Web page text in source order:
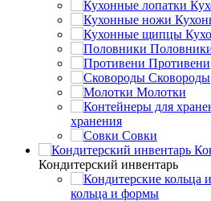
Противени
Сковороды
Молотки
хранения
Совки
Кондитерский инвентарь
кольца и формы